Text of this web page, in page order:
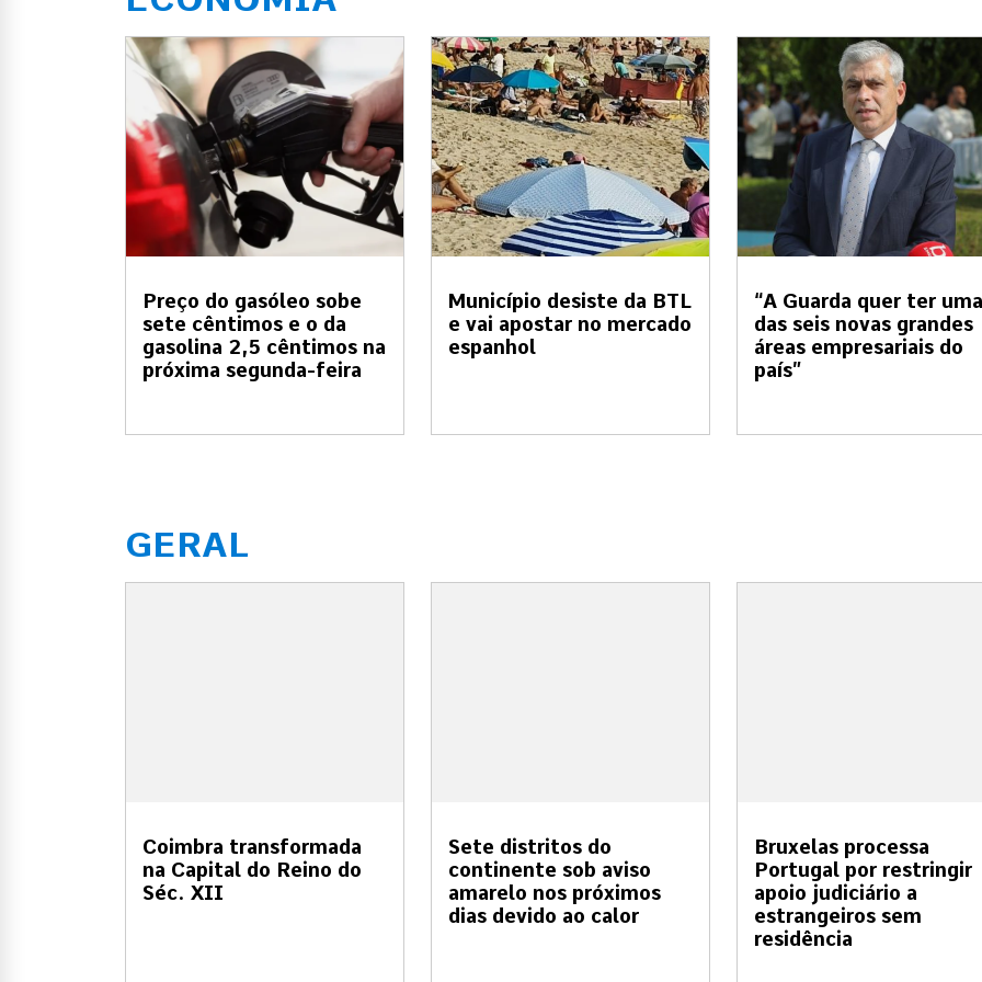
Preço do gasóleo sobe
sete cêntimos e o da
gasolina 2,5 cêntimos na
próxima segunda-feira
Município desiste da BTL
e vai apostar no mercado
espanhol
“A Guarda quer ter uma
das seis novas grandes
áreas empresariais do
país”
GERAL
Coimbra transformada
na Capital do Reino do
Séc. XII
Sete distritos do
continente sob aviso
amarelo nos próximos
dias devido ao calor
Bruxelas processa
Portugal por restringir
apoio judiciário a
estrangeiros sem
residência